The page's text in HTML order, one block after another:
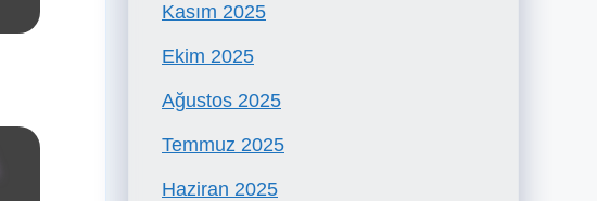
Kasım 2025
Ekim 2025
Ağustos 2025
Temmuz 2025
Haziran 2025